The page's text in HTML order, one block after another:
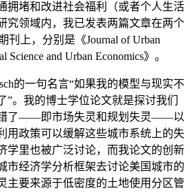
拥堵和改进社会福利（或者个人生活
究领域内，我已发表两篇文章在两个
刊上，分别是《Journal of Urban
Science and Urban Economics》。
的一句名言“如果我的模型与现实不
”。我的博士学位论文就是探讨我们
了——即市场失灵和规划失灵——以
用政策可以缓解这些城市系统上的失
学里也被广泛讨论，而我论文的创新
市经济学分析框架去讨论美国城市的
主要来源于低密度的土地使用分区管